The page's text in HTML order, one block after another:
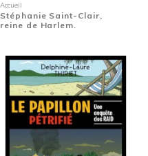
Accueil
Stéphanie Saint-Clair,
reine de Harlem.